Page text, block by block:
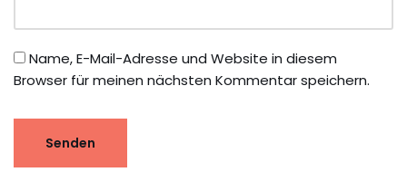
Name, E-Mail-Adresse und Website in diesem
Browser für meinen nächsten Kommentar speichern.